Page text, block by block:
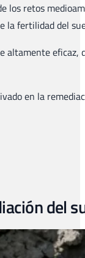
los retos
la fertilidad del
altamente
en la
del